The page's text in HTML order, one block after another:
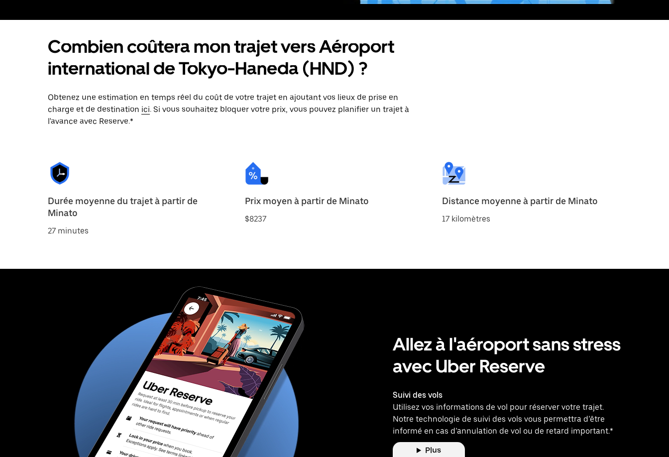
Combien coûtera mon trajet vers Aéroport
international de Tokyo-Haneda (HND) ?
Obtenez une estimation en temps réel du coût de votre trajet en ajoutant vos lieux de prise en
charge et de destination ici. Si vous souhaitez bloquer votre prix, vous pouvez planifier un trajet à
l'avance avec Reserve.*
Durée moyenne du trajet à partir de
Minato
27 minutes
Prix moyen à partir de Minato
$8237
Distance moyenne à partir de Minato
17 kilomètres
Allez à l'aéroport sans stress
avec Uber Reserve
Suivi des vols
Utilisez vos informations de vol pour réserver votre trajet.
Notre technologie de suivi des vols vous permettra d’être
informé en cas d’annulation de vol ou de retard important.*
Plus